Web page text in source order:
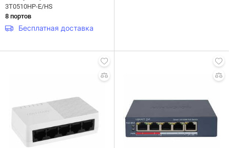
3T0510HP-E/HS
8 портов
Бесплатная доставка